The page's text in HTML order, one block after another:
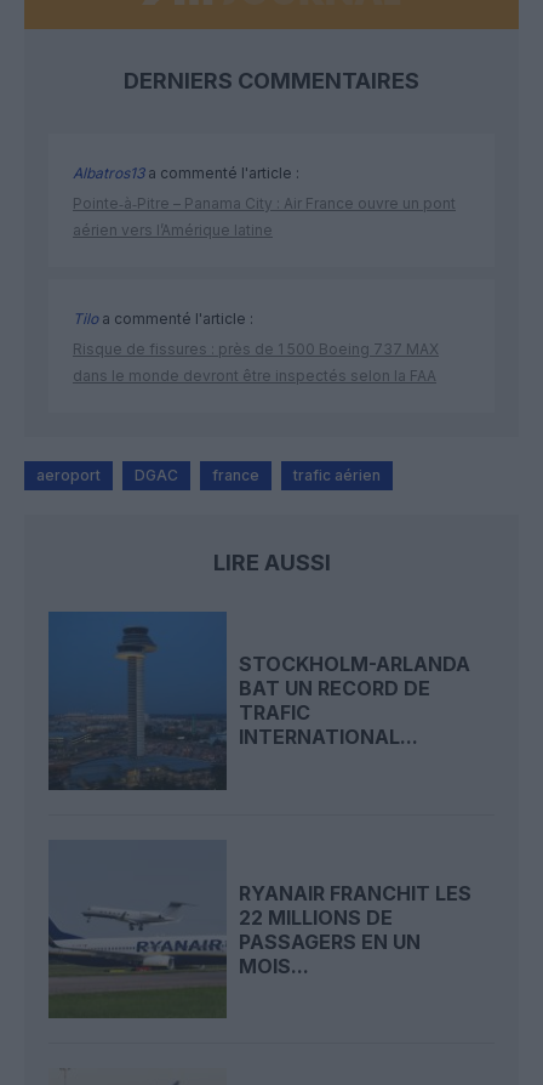
DERNIERS COMMENTAIRES
Albatros13a commenté l'article :
Pointe‑à‑Pitre – Panama City : Air France ouvre un pont
aérien vers l’Amérique latine
Tiloa commenté l'article :
Risque de fissures : près de 1 500 Boeing 737 MAX
dans le monde devront être inspectés selon la FAA
aeroport DGAC france trafic aérien
LIRE AUSSI
STOCKHOLM-ARLANDA
BAT UN RECORD DE
TRAFIC
INTERNATIONAL...
RYANAIR FRANCHIT LES
22 MILLIONS DE
PASSAGERS EN UN
MOIS...